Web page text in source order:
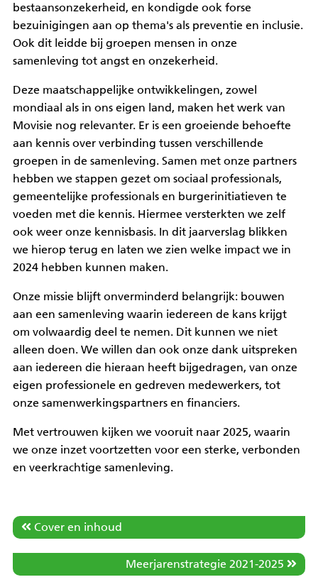
bestaansonzekerheid, en kondigde ook forse
bezuinigingen aan op thema's als preventie en inclusie.
Ook dit leidde bij groepen mensen in onze
samenleving tot angst en onzekerheid.
Deze maatschappelijke ontwikkelingen, zowel
mondiaal als in ons eigen land, maken het werk van
Movisie nog relevanter. Er is een groeiende behoefte
aan kennis over verbinding tussen verschillende
groepen in de samenleving. Samen met onze partners
hebben we stappen gezet om sociaal professionals,
gemeentelijke professionals en burgerinitiatieven te
voeden met die kennis. Hiermee versterkten we zelf
ook weer onze kennisbasis. In dit jaarverslag blikken
we hierop terug en laten we zien welke impact we in
2024 hebben kunnen maken.
Onze missie blijft onverminderd belangrijk: bouwen
aan een samenleving waarin iedereen de kans krijgt
om volwaardig deel te nemen. Dit kunnen we niet
alleen doen. We willen dan ook onze dank uitspreken
aan iedereen die hieraan heeft bijgedragen, van onze
eigen professionele en gedreven medewerkers, tot
onze samenwerkingspartners en financiers.
Met vertrouwen kijken we vooruit naar 2025, waarin
we onze inzet voortzetten voor een sterke, verbonden
en veerkrachtige samenleving.
Cover en inhoud
Meerjarenstrategie 2021-2025